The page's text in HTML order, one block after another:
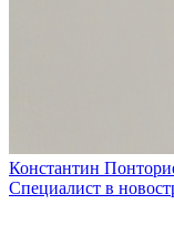
Константин
Специалист в